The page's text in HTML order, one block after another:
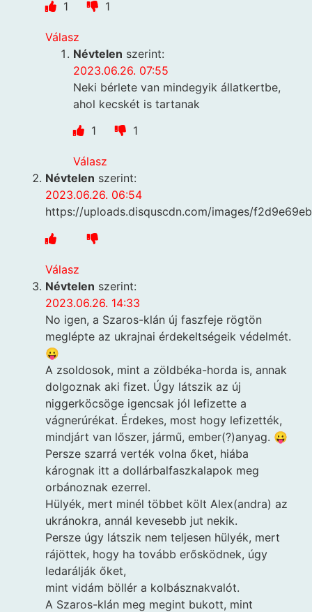
1
1
Válasz
Névtelen szerint:
2023.06.26. 07:55
Neki bérlete van mindegyik állatkertbe,
ahol kecskét is tartanak
1
1
Válasz
Névtelen szerint:
2023.06.26. 06:54
https://uploads.disquscdn.com/images/
Válasz
Névtelen szerint:
2023.06.26. 14:33
No igen, a Szaros-klán új faszfeje rögtön
meglépte az ukrajnai érdekeltségeik védelmét.
😛
A zsoldosok, mint a zöldbéka-horda is, annak
dolgoznak aki fizet. Úgy látszik az új
niggerköcsöge igencsak jól lefizette a
vágnerúrékat. Érdekes, most hogy lefizették,
mindjárt van lőszer, jármű, ember(?)anyag. 😛
Persze szarrá verték volna őket, hiába
kárognak itt a dollárbalfaszkalapok meg
orbánoznak ezerrel.
Hülyék, mert minél többet költ Alex(andra) az
ukránokra, annál kevesebb jut nekik.
Persze úgy látszik nem teljesen hülyék, mert
rájöttek, hogy ha tovább erősködnek, úgy
ledarálják őket,
mint vidám böllér a kolbásznakvalót.
A Szaros-klán meg megint bukott, mint